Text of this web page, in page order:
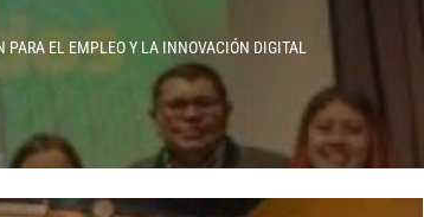
EL EMPLEO Y LA INNOVACIÓN DIGITAL